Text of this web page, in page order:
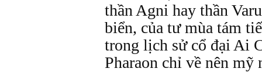
thần Agni hay thần
biển, của tư mùa tám
trong lịch sử cổ đại Ai
Pharaon chỉ về nên mỹ